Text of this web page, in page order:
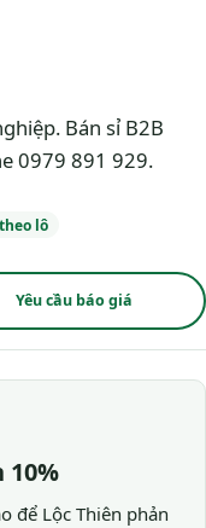
Bán sỉ B2B
0979 891 929.
lô
Yêu cầu báo giá
10%
để Lộc Thiên phản